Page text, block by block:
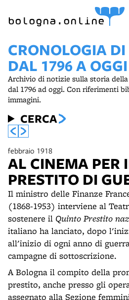
bologna.online
CRONOLOGIA
DAL 1796 A OGGI
Archivio di notizie sulla storia
dal 1796 ad oggi. Con riferimenti
immagini.
CERCA
febbraio 1918
AL CINEMA PER
PRESTITO DI
Il ministro delle Finanze
(1868-1953) interviene al
sostenere il Quinto Prestito
italiano ha lanciato, dopo
all'inizio di ogni anno di
campagne di sottoscrizione.
A Bologna il compito della
prestito, anche presso gli
assegnato alla Sezione